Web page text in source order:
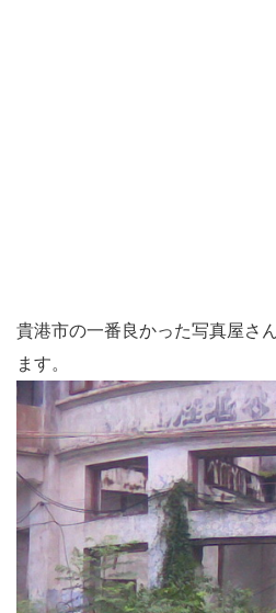
貴港市の一番良かった写真屋さ
ます。